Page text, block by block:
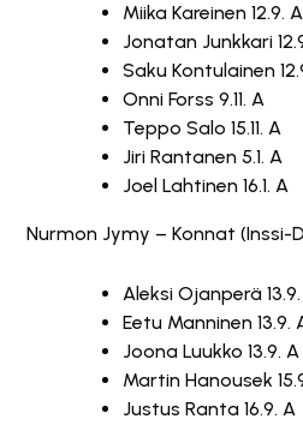
Miika Kareinen 12.9. A
Jonatan Junkkari
Saku Kontulainen
Onni Forss 9.11. A
Teppo Salo 15.11. A
Jiri Rantanen 5.1. A
Joel Lahtinen 16.1. A
Nurmon Jymy – Konnat (Inssi-
Aleksi Ojanperä
Eetu Manninen 13.9.
Joona Luukko 13.9. A
Martin Hanousek
Justus Ranta 16.9. A